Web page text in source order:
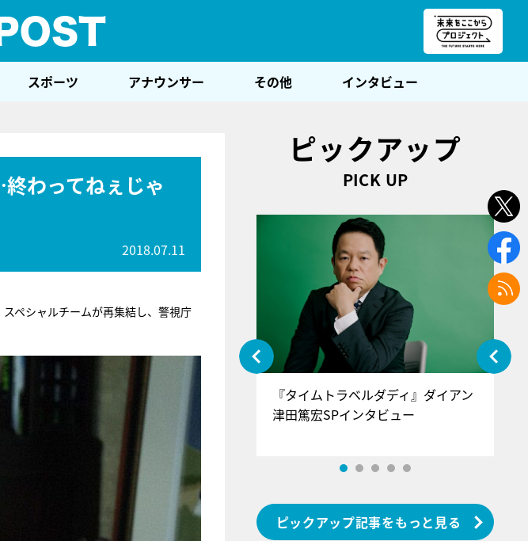
スポーツ アナウンサー その他 インタビュー
わってねぇじゃ
2018.07.11
ペシャルチームが再集結し、警視庁
ピックアップ
PICK UP
『アイ＝ラブ！げーみんぐ』＝LOV
E齋藤樹愛羅＆佐々木舞香SPインタ
『タイムトラベルダディ』ダイアン
津田篤宏SPインタビュー
ピックアップ記事をもっと見る